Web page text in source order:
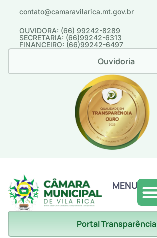
contato@camaravilarica.mt.gov.br
OUVIDORA: (66) 99242-8289
SECRETARIA: (66)99242-6313
FINANCEIRO: (66)99242-6497
Ouvidoria
MENU
Portal Transparência